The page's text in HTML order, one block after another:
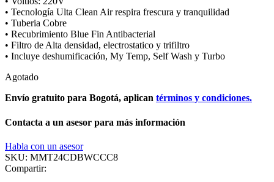
• Tecnología Ulta Clean Air respira frescura y tranquilidad
• Tuberia Cobre
• Recubrimiento Blue Fin Antibacterial
• Filtro de Alta densidad, electrostatico y trifiltro
• Incluye deshumificación, My Temp, Self Wash y Turbo
Agotado
Envío gratuito para Bogotá, aplican términos y condiciones.
Contacta a un asesor para más información
Habla con un asesor
SKU: MMT24CDBWCCC8
Compartir: